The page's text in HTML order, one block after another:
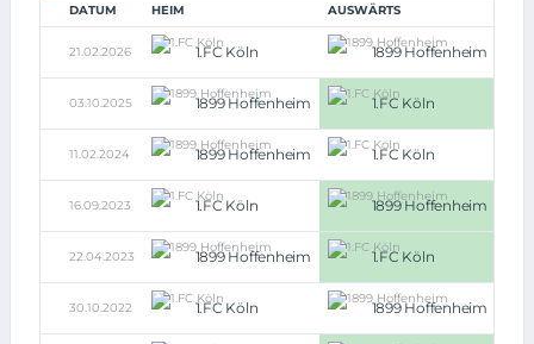
DATUM HEIM AUSWÄRTS
21.02.2026 1.FC Köln 1899 Hoffenheim
03.10.2025 1899 Hoffenheim 1.FC Köln
11.02.2024 1899 Hoffenheim 1.FC Köln
16.09.2023 1.FC Köln 1899 Hoffenheim
22.04.2023 1899 Hoffenheim 1.FC Köln
30.10.2022 1.FC Köln 1899 Hoffenheim